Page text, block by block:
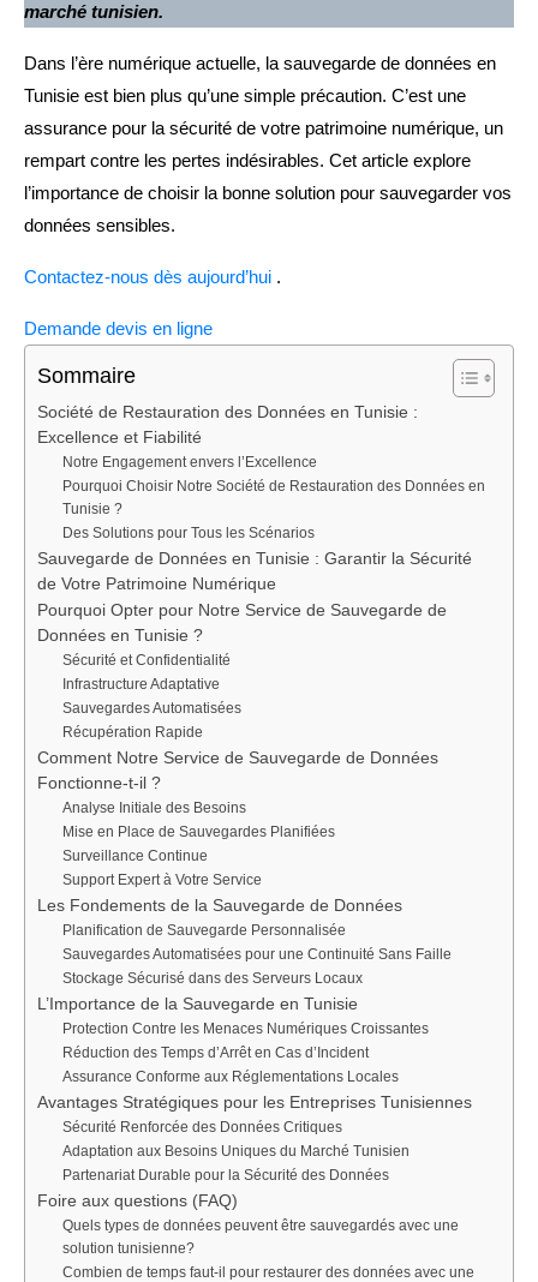
marché tunisien.
Dans l’ère numérique actuelle, la sauvegarde de données en
Tunisie est bien plus qu’une simple précaution. C’est une
assurance pour la sécurité de votre patrimoine numérique, un
rempart contre les pertes indésirables. Cet article explore
l’importance de choisir la bonne solution pour sauvegarder vos
données sensibles.
Contactez-nous dès aujourd’hui .
Demande devis en ligne
Sommaire
Société de Restauration des Données en Tunisie :
Excellence et Fiabilité
Notre Engagement envers l’Excellence
Pourquoi Choisir Notre Société de Restauration des Données en
Tunisie ?
Des Solutions pour Tous les Scénarios
Sauvegarde de Données en Tunisie : Garantir la Sécurité
de Votre Patrimoine Numérique
Pourquoi Opter pour Notre Service de Sauvegarde de
Données en Tunisie ?
Sécurité et Confidentialité
Infrastructure Adaptative
Sauvegardes Automatisées
Récupération Rapide
Comment Notre Service de Sauvegarde de Données
Fonctionne-t-il ?
Analyse Initiale des Besoins
Mise en Place de Sauvegardes Planifiées
Surveillance Continue
Support Expert à Votre Service
Les Fondements de la Sauvegarde de Données
Planification de Sauvegarde Personnalisée
Sauvegardes Automatisées pour une Continuité Sans Faille
Stockage Sécurisé dans des Serveurs Locaux
L’Importance de la Sauvegarde en Tunisie
Protection Contre les Menaces Numériques Croissantes
Réduction des Temps d’Arrêt en Cas d’Incident
Assurance Conforme aux Réglementations Locales
Avantages Stratégiques pour les Entreprises Tunisiennes
Sécurité Renforcée des Données Critiques
Adaptation aux Besoins Uniques du Marché Tunisien
Partenariat Durable pour la Sécurité des Données
Foire aux questions (FAQ)
Quels types de données peuvent être sauvegardés avec une
solution tunisienne?
Combien de temps faut-il pour restaurer des données avec une